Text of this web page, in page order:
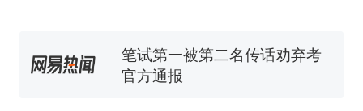
已叫停招聘，成立调查组全面
核查
笔试第一被第二名传话劝弃考
官方通报